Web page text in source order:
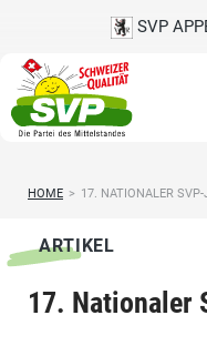
SVP
HOME > 17. NATIONALER
ARTIKEL
17. Nationaler